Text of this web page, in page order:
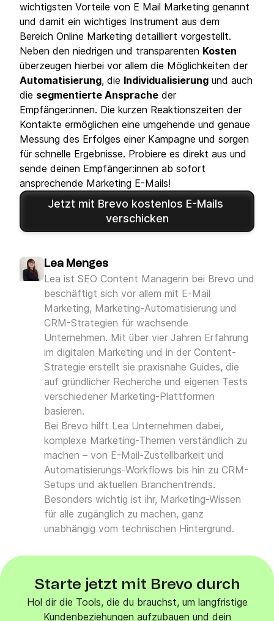
wichtigsten Vorteile von E Mail Marketing genannt
und damit ein wichtiges Instrument aus dem
Bereich Online Marketing detailliert vorgestellt.
Neben den niedrigen und transparenten Kosten
überzeugen hierbei vor allem die Möglichkeiten der
Automatisierung, die Individualisierung und auch
die segmentierte Ansprache der
Empfänger:innen. Die kurzen Reaktionszeiten der
Kontakte ermöglichen eine umgehende und genaue
Messung des Erfolges einer Kampagne und sorgen
für schnelle Ergebnisse. Probiere es direkt aus und
sende deinen Empfänger:innen ab sofort
ansprechende Marketing E-Mails!
Jetzt mit Brevo kostenlos E-Mails
verschicken
Lea Menges
Lea ist SEO Content Managerin bei Brevo und
beschäftigt sich vor allem mit E-Mail
Marketing, Marketing-Automatisierung und
CRM-Strategien für wachsende
Unternehmen. Mit über vier Jahren Erfahrung
im digitalen Marketing und in der Content-
Strategie erstellt sie praxisnahe Guides, die
auf gründlicher Recherche und eigenen Tests
verschiedener Marketing-Plattformen
basieren.
Bei Brevo hilft Lea Unternehmen dabei,
komplexe Marketing-Themen verständlich zu
machen – von E-Mail-Zustellbarkeit und
Automatisierungs-Workflows bis hin zu CRM-
Setups und aktuellen Branchentrends.
Besonders wichtig ist ihr, Marketing-Wissen
für alle zugänglich zu machen, ganz
unabhängig vom technischen Hintergrund.
Starte jetzt mit Brevo durch
Hol dir die Tools, die du brauchst, um langfristige
Kundenbeziehungen aufzubauen und dein